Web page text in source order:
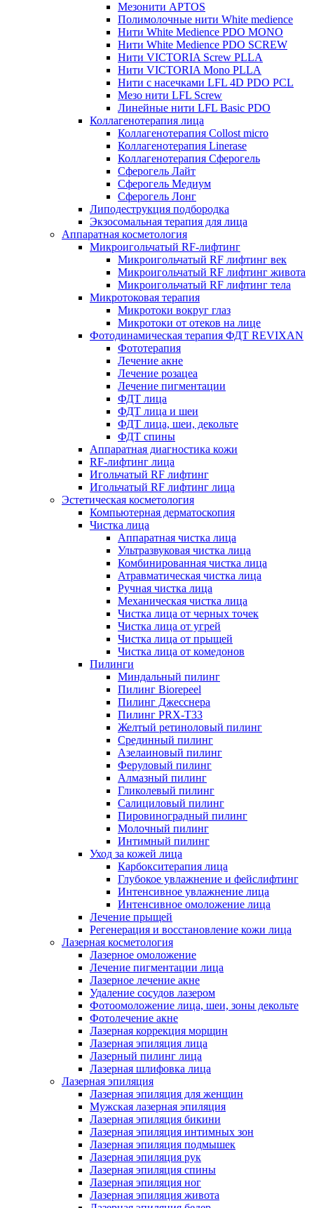
Мезонити APTOS
Полимолочные нити White medience
Нити White Medience PDO MONO
Нити White Medience PDO SCREW
Нити VICTORIA Screw PLLA
Нити VICTORIA Mono PLLA
Нити с насечками LFL 4D PDO PCL
Мезо нити LFL Screw
Линейные нити LFL Basic PDO
Коллагенотерапия лица
Коллагенотерапия Collost micro
Коллагенотерапия Linerase
Коллагенотерапия Сферогель
Сферогель Лайт
Сферогель Медиум
Сферогель Лонг
Липодеструкция подбородка
Экзосомальная терапия для лица
Аппаратная косметология
Микроигольчатый RF-лифтинг
Микроигольчатый RF лифтинг век
Микроигольчатый RF лифтинг живота
Микроигольчатый RF лифтинг тела
Микротоковая терапия
Микротоки вокруг глаз
Микротоки от отеков на лице
Фотодинамическая терапия ФДТ REVIXAN
Фототерапия
Лечение акне
Лечение розацеа
Лечение пигментации
ФДТ лица
ФДТ лица и шеи
ФДТ лица, шеи, декольте
ФДТ спины
Аппаратная диагностика кожи
RF-лифтинг лица
Игольчатый RF лифтинг
Игольчатый RF лифтинг лица
Эстетическая косметология
Компьютерная дерматоскопия
Чистка лица
Аппаратная чистка лица
Ультразвуковая чистка лица
Комбинированная чистка лица
Атравматическая чистка лица
Ручная чистка лица
Механическая чистка лица
Чистка лица от черных точек
Чистка лица от угрей
Чистка лица от прыщей
Чистка лица от комедонов
Пилинги
Миндальный пилинг
Пилинг Biorepeel
Пилинг Джесснера
Пилинг PRX-T33
Желтый ретиноловый пилинг
Срединный пилинг
Азелаиновый пилинг
Феруловый пилинг
Алмазный пилинг
Гликолевый пилинг
Салициловый пилинг
Пировиноградный пилинг
Молочный пилинг
Интимный пилинг
Уход за кожей лица
Карбокситерапия лица
Глубокое увлажнение и фейслифтинг
Интенсивное увлажнение лица
Интенсивное омоложение лица
Лечение прыщей
Регенерация и восстановление кожи лица
Лазерная косметология
Лазерное омоложение
Лечение пигментации лица
Лазерное лечение акне
Удаление сосудов лазером
Фотоомоложение лица, шеи, зоны декольте
Фотолечение акне
Лазерная коррекция морщин
Лазерная эпиляция лица
Лазерный пилинг лица
Лазерная шлифовка лица
Лазерная эпиляция
Лазерная эпиляция для женщин
Мужская лазерная эпиляция
Лазерная эпиляция бикини
Лазерная эпиляция интимных зон
Лазерная эпиляция подмышек
Лазерная эпиляция рук
Лазерная эпиляция спины
Лазерная эпиляция ног
Лазерная эпиляция живота